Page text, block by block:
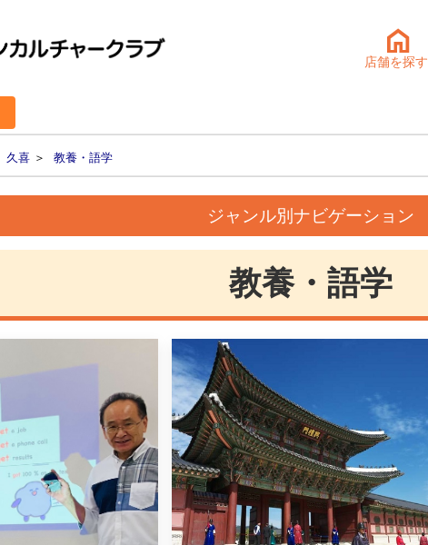
店舗を探す
久喜 ＞ 教養・語学
ジャンル別ナビゲーション
教養・語学